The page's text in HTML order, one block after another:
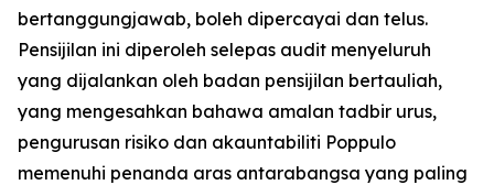
bertanggungjawab, boleh dipercayai dan telus.
Pensijilan ini diperoleh selepas audit menyeluruh
yang dijalankan oleh badan pensijilan bertauliah,
yang mengesahkan bahawa amalan tadbir urus,
pengurusan risiko dan akauntabiliti Poppulo
memenuhi penanda aras antarabangsa yang paling